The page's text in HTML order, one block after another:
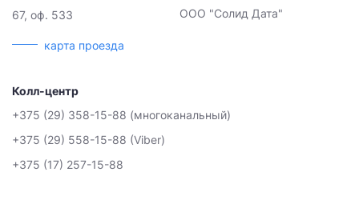
67, оф. 533
карта проезда
ООО "Солид Дата"
Колл-центр
+375 (29) 358-15-88 (многоканальный)
+375 (29) 558-15-88 (Viber)
+375 (17) 257-15-88